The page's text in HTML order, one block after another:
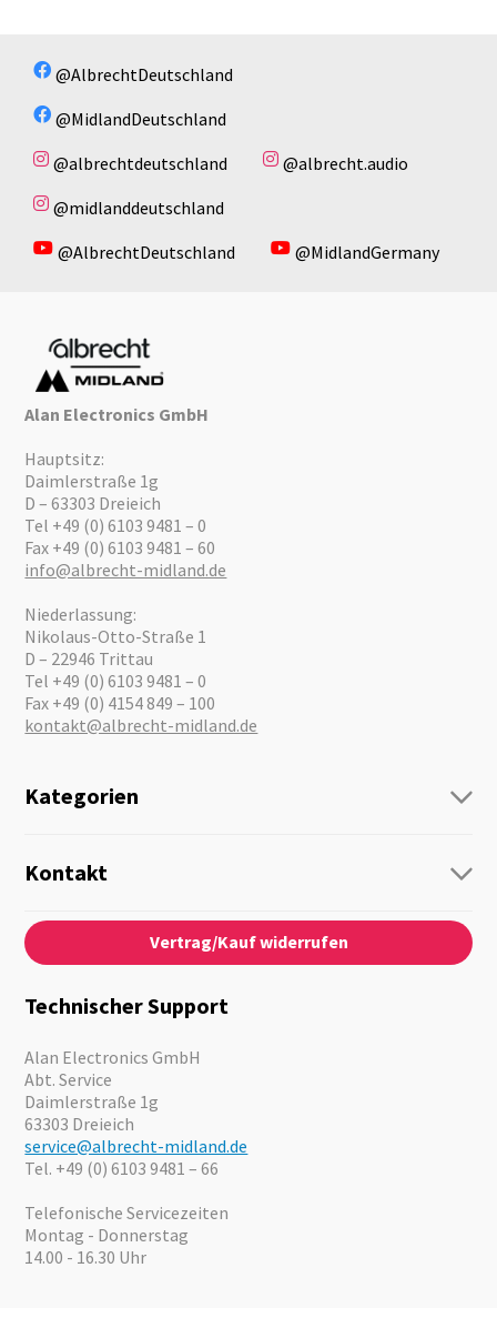
@AlbrechtDeutschland
@MidlandDeutschland
@albrechtdeutschland
@albrecht.audio
@midlanddeutschland
@AlbrechtDeutschland
@MidlandGermany
Alan Electronics GmbH
Hauptsitz:
Daimlerstraße 1g
D – 63303 Dreieich
Tel +49 (0) 6103 9481 – 0
Fax +49 (0) 6103 9481 – 60
info@albrecht-midland.de
Niederlassung:
Nikolaus-Otto-Straße 1
D – 22946 Trittau
Tel +49 (0) 6103 9481 – 0
Fax +49 (0) 4154 849 – 100
kontakt@albrecht-midland.de
Kategorien
Personenführung
Audio
Notfallvorsorge
Motorrad
Angebote
Kontakt
Kontaktformular
Über Uns
News
Kataloge
Vertrag/Kauf widerrufen
Technischer Support
Alan Electronics GmbH
Abt. Service
Daimlerstraße 1g
63303 Dreieich
service@albrecht-midland.de
Tel. +49 (0) 6103 9481 – 66
Telefonische Servicezeiten
Montag - Donnerstag
14.00 - 16.30 Uhr